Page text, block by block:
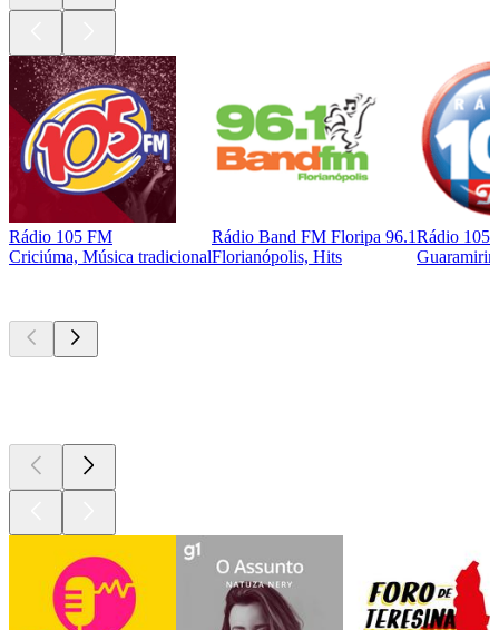
Rádio 105 FM
Criciúma, Música tradicional
Rádio Band FM Floripa 96.1
Florianópolis, Hits
Rádio 105